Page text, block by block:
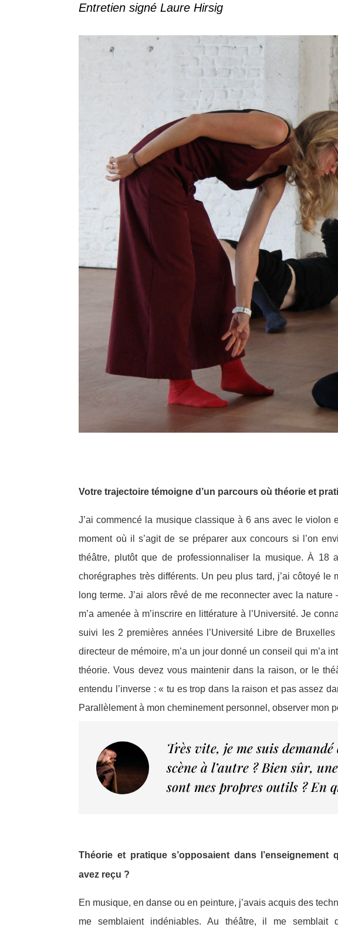
Entretien signé Laure Hirsig
Votre trajectoire témoigne d’un parcours où théorie et
J’ai commencé la musique classique à 6 ans avec le violon
moment où il s’agit de se préparer aux concours si l’on
théâtre, plutôt que de professionnaliser la musique. À 18
chorégraphes très différents. Un peu plus tard, j’ai côtoyé
long terme. J’ai alors rêvé de me reconnecter avec la
m’a amenée à m’inscrire en littérature à l’Université. Je
suivi les 2 premières années l’Université Libre de
directeur de mémoire, m’a un jour donné un conseil qui m’a
théorie. Vous devez vous maintenir dans la raison, or le
entendu l’inverse : « tu es trop dans la raison et pas assez
Parallèlement à mon cheminement personnel, observer mon
Très vite, je me suis
scène à l’autre ? Bien sûr,
sont mes propres outils ? En
Théorie et pratique s’opposaient dans l’enseignement
avez reçu ?
En musique, en danse ou en peinture, j’avais acquis des
me semblaient indéniables. Au théâtre, il me semblait